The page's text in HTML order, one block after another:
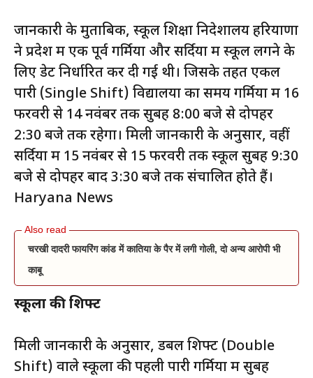
जानकारी के मुताबिक, स्कूल शिक्षा निदेशालय हरियाणा
ने प्रदेश में एक पूर्व गर्मियों और सर्दियों में स्कूल लगने के
लिए डेट निर्धारित कर दी गई थी। जिसके तहत एकल
पारी (Single Shift) विद्यालयों का समय गर्मियों में 16
फरवरी से 14 नवंबर तक सुबह 8:00 बजे से दोपहर
2:30 बजे तक रहेगा। मिली जानकारी के अनुसार, वहीं
सर्दियों में 15 नवंबर से 15 फरवरी तक स्कूल सुबह 9:30
बजे से दोपहर बाद 3:30 बजे तक संचालित होते हैं।
Haryana News
चरखी दादरी फायरिंग कांड में कातिया के पैर में लगी गोली, दो अन्य आरोपी भी
काबू
स्कूलों की शिफ्ट
मिली जानकारी के अनुसार, डबल शिफ्ट (Double
Shift) वाले स्कूलों की पहली पारी गर्मियों में सुबह